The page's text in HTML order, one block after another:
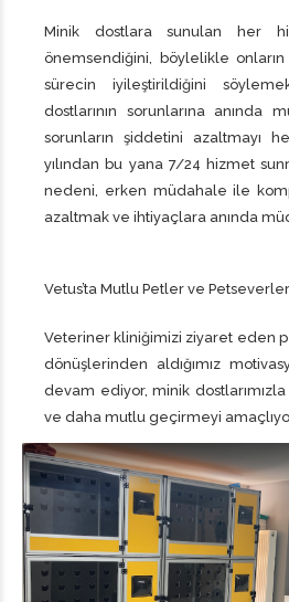
Minik dostlara sunulan her
önemsendiğini, böylelikle
sürecin iyileştirildiğini
dostlarının sorunlarına anında
sorunların şiddetini azaltmayı
yılından bu yana 7/24 hizmet
nedeni, erken müdahale ile
azaltmak ve ihtiyaçlara anında
Vetus’ta Mutlu Petler ve Petseverler
Veteriner kliniğimizi ziyaret eden
dönüşlerinden aldığımız
devam ediyor, minik
ve daha mutlu geçirmeyi